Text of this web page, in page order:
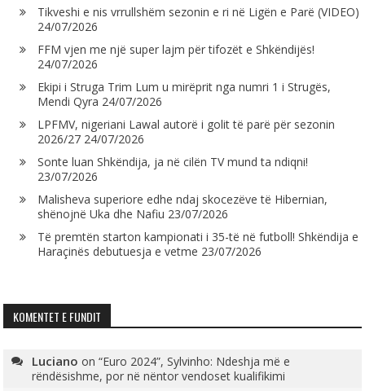
Tikveshi e nis vrrullshëm sezonin e ri në Ligën e Parë (VIDEO)
24/07/2026
FFM vjen me një super lajm për tifozët e Shkëndijës!
24/07/2026
Ekipi i Struga Trim Lum u mirëprit nga numri 1 i Strugës,
Mendi Qyra 24/07/2026
LPFMV, nigeriani Lawal autorë i golit të parë për sezonin
2026/27 24/07/2026
Sonte luan Shkëndija, ja në cilën TV mund ta ndiqni!
23/07/2026
Malisheva superiore edhe ndaj skocezëve të Hibernian,
shënojnë Uka dhe Nafiu 23/07/2026
Të premtën starton kampionati i 35-të në futboll! Shkëndija e
Haraçinës debutuesja e vetme 23/07/2026
KOMENTET E FUNDIT
Luciano on“Euro 2024”, Sylvinho: Ndeshja më e
rëndësishme, por në nëntor vendoset kualifikimi